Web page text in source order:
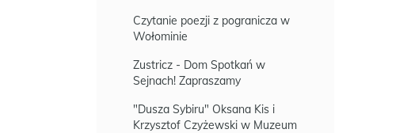
Czytanie poezji z pogranicza w
Wołominie
Zustricz - Dom Spotkań w
Sejnach! Zapraszamy
"Dusza Sybiru" Oksana Kis i
Krzysztof Czyżewski w Muzeum